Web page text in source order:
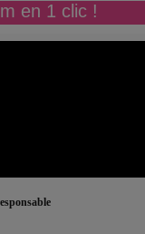
en 1 clic !